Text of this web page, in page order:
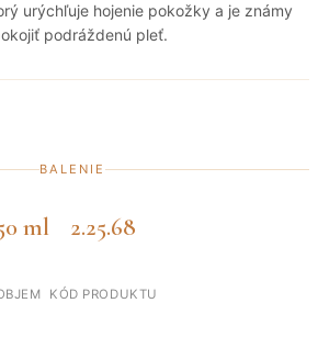
urýchľuje hojenie pokožky a je známy
podráždenú pleť.
BALENIE
ml 2.25.68
KÓD PRODUKTU